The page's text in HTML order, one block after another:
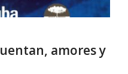
amores y